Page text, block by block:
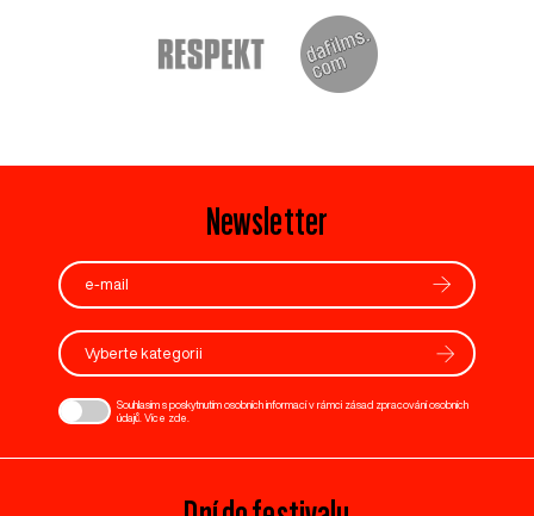
Newsletter
Vyberte kategorii
Souhlasím s poskytnutím osobních informací v rámci zásad zpracování osobních
údajů. Více zde